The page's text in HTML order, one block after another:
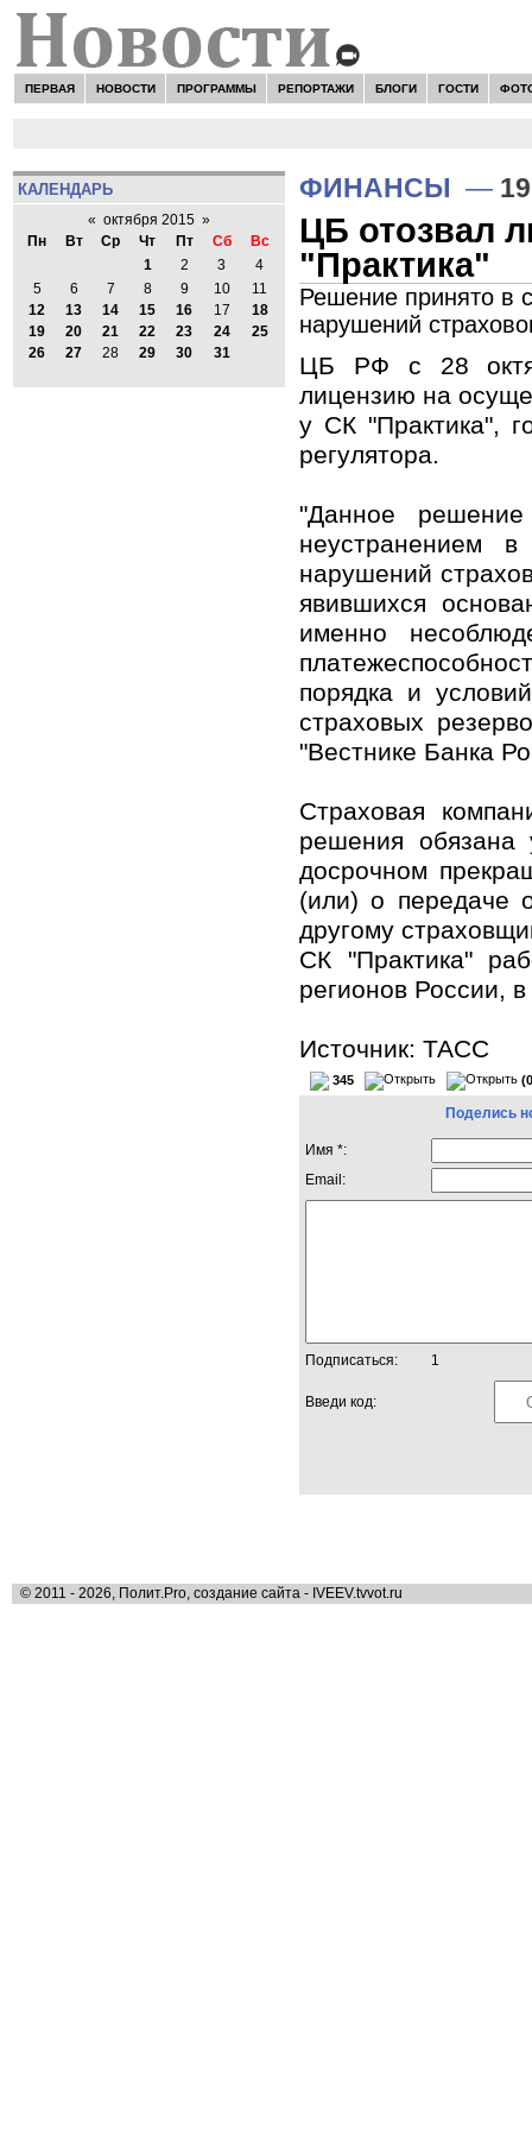
ПЕРВАЯ НОВОСТИ ПРОГРАММЫ РЕПОРТАЖИ БЛОГИ ГОСТИ
КАЛЕНДАРЬ
« октября 2015 »
Пн
Вт Ср Чт Пт Сб
Вс
1
2 3
4
5
6 7 8 9 10
11
12
13 14 15 16 17
18
19
20 21 22 23 24
25
26
27 28 29 30 31
ФИНАНСЫ —
ЦБ отозвал
"Практика"
Решение принято в
нарушений
ЦБ РФ с 28
лицензию на
у СК "Практика",
регулятора.
"Данное
неустранением
нарушений
явившихся
именно
порядка и
страховых
"Вестнике Банка
Страховая
решения обязана
досрочном
(или) о передаче
другому
СК "Практика"
регионов России,
Источник: ТАСС
345
Поделись
Имя *:
Email:
Подписаться: 1
Введи код:
© 2011 - 2026, Полит.Pro, создание сайта - IVEEV.tvvot.ru